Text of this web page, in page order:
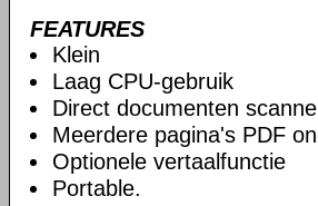
FEATURES
Klein
Laag CPU-gebruik
Direct documenten
Meerdere pagina's PDF
Optionele vertaalfunctie
Portable.